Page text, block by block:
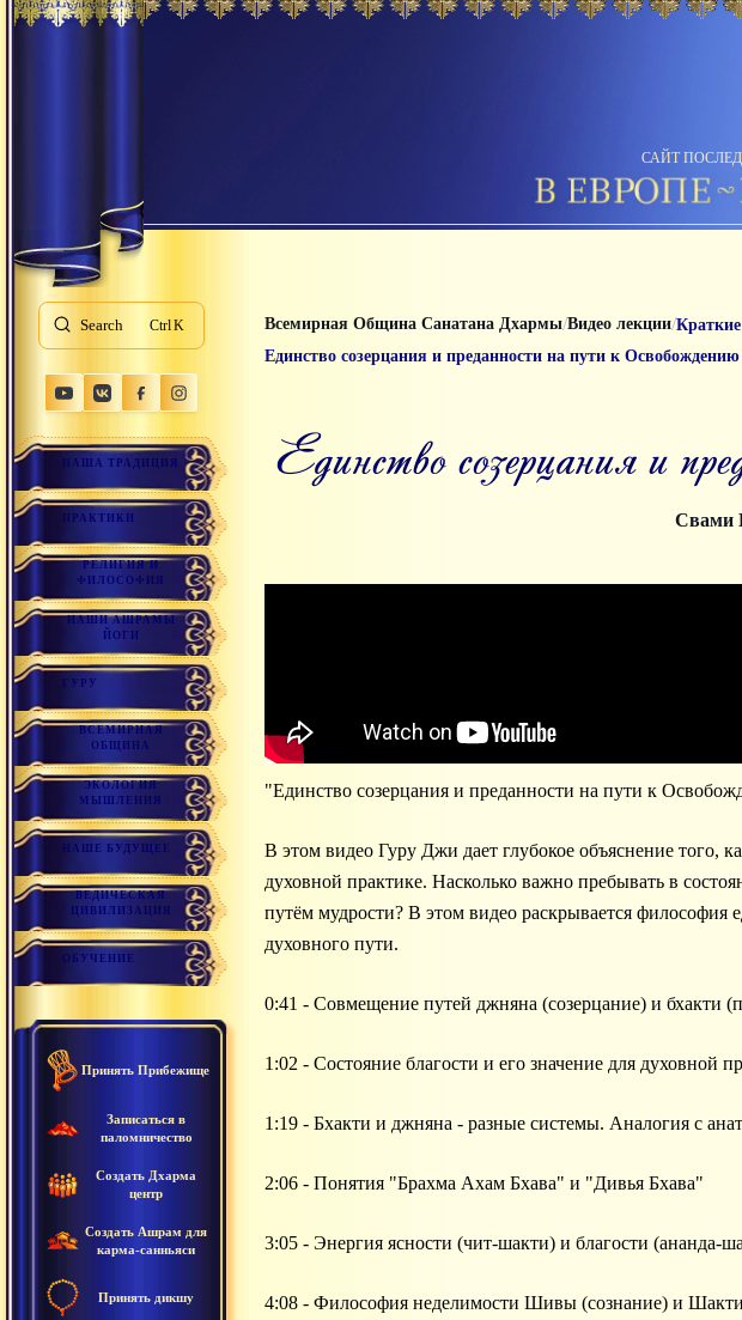
САЙТ
Search K
НАША ТРАДИЦИЯ
ПРАКТИКИ
РЕЛИГИЯ И
ФИЛОСОФИЯ
НАШИ АШРАМЫ
ЙОГИ
ГУРУ
ВСЕМИРНАЯ
ОБЩИНА
ЭКОЛОГИЯ
МЫШЛЕНИЯ
НАШЕ БУДУЩЕЕ
ВЕДИЧЕСКАЯ
ЦИВИЛИЗАЦИЯ
ОБУЧЕНИЕ
Принять Прибежище
Записаться в
паломничество
Создать Дхарма
центр
Создать Ашрам для
карма-санньяси
Принять дикшу
Всемирная Община Санатана Дхармы/Видео лекции/
Единство созерцания и преданности на пути к Освобождению
Единство созерцания и
Свами
"Единство созерцания и преданности на пути к
В этом видео Гуру Джи дает глубокое объяснение того,
духовной практике. Насколько важно пребывать в
путём мудрости? В этом видео раскрывается
духовного пути.
0:41 - Совмещение путей джняна (созерцание) и бхакти
1:02 - Состояние благости и его значение для духовной
1:19 - Бхакти и джняна - разные системы. Аналогия с
2:06 - Понятия "Брахма Ахам Бхава" и "Дивья Бхава"
3:05 - Энергия ясности (чит-шакти) и благости (ананда-
4:08 - Философия неделимости Шивы (сознание) и